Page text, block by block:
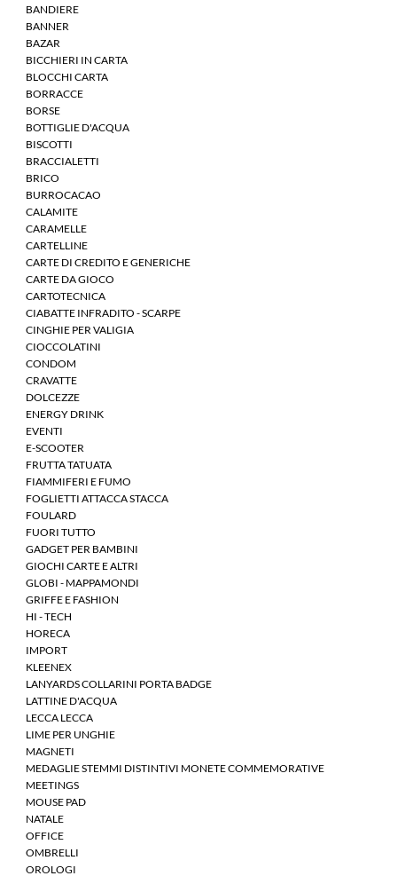
BANDIERE
BANNER
BAZAR
BICCHIERI IN CARTA
BLOCCHI CARTA
BORRACCE
BORSE
BOTTIGLIE D'ACQUA
BISCOTTI
BRACCIALETTI
BRICO
BURROCACAO
CALAMITE
CARAMELLE
CARTELLINE
CARTE DI CREDITO E GENERICHE
CARTE DA GIOCO
CARTOTECNICA
CIABATTE INFRADITO - SCARPE
CINGHIE PER VALIGIA
CIOCCOLATINI
CONDOM
CRAVATTE
DOLCEZZE
ENERGY DRINK
EVENTI
E-SCOOTER
FRUTTA TATUATA
FIAMMIFERI E FUMO
FOGLIETTI ATTACCA STACCA
FOULARD
FUORI TUTTO
GADGET PER BAMBINI
GIOCHI CARTE E ALTRI
GLOBI - MAPPAMONDI
GRIFFE E FASHION
HI - TECH
HORECA
IMPORT
KLEENEX
LANYARDS COLLARINI PORTA BADGE
LATTINE D'ACQUA
LECCA LECCA
LIME PER UNGHIE
MAGNETI
MEDAGLIE STEMMI DISTINTIVI MONETE COMMEMORATIVE
MEETINGS
MOUSE PAD
NATALE
OFFICE
OMBRELLI
OROLOGI